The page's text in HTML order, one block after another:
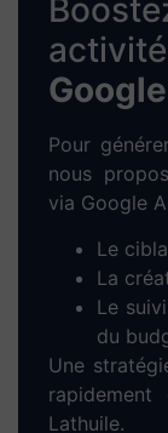
et
adaptée.
3.
d’un
Lathuile
4.
5.
6.